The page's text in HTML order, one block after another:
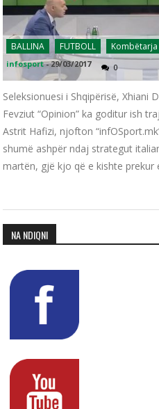
BALLINA FUTBOLL Kombëtarja
infosport -29/03/2017 0
Seleksionuesi i Shqipërisë, Xhiani
Fevziut “Opinion” ka goditur ish
Astrit Hafizi, njofton
shumë ashpër ndaj strategut
martën, gjë kjo që e kishte prekur
NA NDIQNI